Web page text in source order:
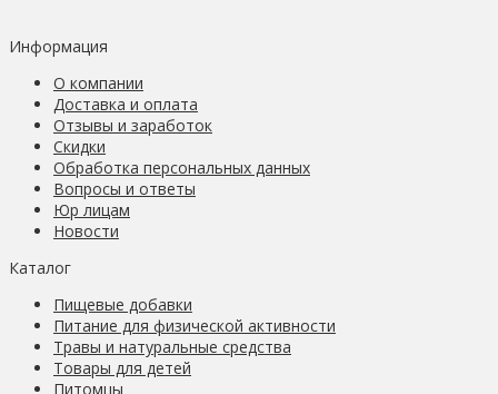
Информация
О компании
Доставка и оплата
Отзывы и заработок
Скидки
Обработка персональных данных
Вопросы и ответы
Юр лицам
Новости
Каталог
Пищевые добавки
Питание для физической активности
Травы и натуральные средства
Товары для детей
Питомцы